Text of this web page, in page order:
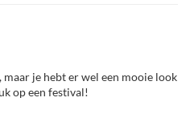
je hebt er wel een mooie look
op een festival!